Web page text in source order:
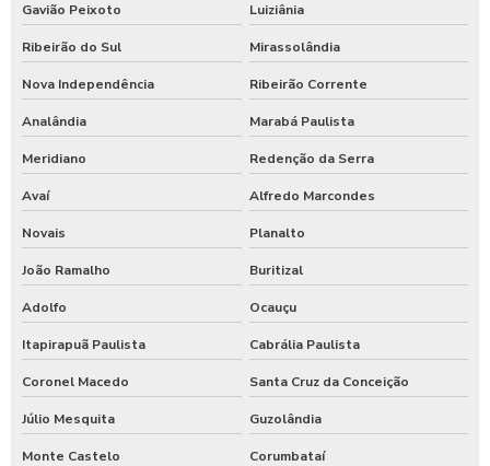
Gavião Peixoto Luiziânia
Ribeirão do Sul Mirassolândia
Nova Independência Ribeirão Corrente
Analândia Marabá Paulista
Meridiano Redenção da Serra
Avaí Alfredo Marcondes
Novais Planalto
João Ramalho Buritizal
Adolfo Ocauçu
Itapirapuã Paulista Cabrália Paulista
Coronel Macedo Santa Cruz da Conceição
Júlio Mesquita Guzolândia
Monte Castelo Corumbataí